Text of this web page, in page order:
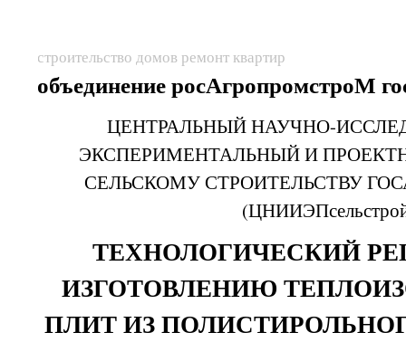
строительство домов ремонт квартир
объединение росАгропромстроМ
ЦЕНТРАЛЬНЫЙ НАУЧНО-
ЭКСПЕРИМЕНТАЛЬНЫЙ И
СЕЛЬСКОМУ СТРОИТЕЛЬСТВУ
ТЕХНОЛОГИЧЕСКИЙ
ИЗГОТОВЛЕНИЮ
ПЛИТ ИЗ